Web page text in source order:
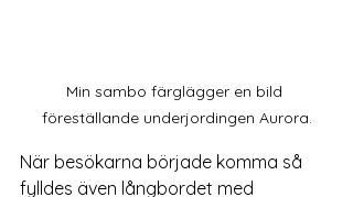
Min sambo färglägger en bild
föreställande underjordingen Aurora.
När besökarna började komma så
fylldes även långbordet med